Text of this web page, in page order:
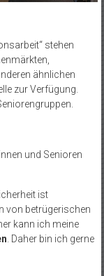
stehen
ähnlichen
zur Verfügung.
und Senioren
ist
von betrügerischen
kann ich meine
. Daher bin ich gerne